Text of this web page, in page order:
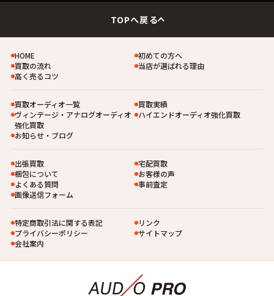
TOPへ戻る
HOME
初めての方へ
買取の流れ
当店が選ばれる理由
高く売るコツ
買取オーディオ一覧
買取実績
ヴィンテージ・アナログオーディオ
強化買取
ハイエンドオーディオ強化買取
お知らせ・ブログ
出張買取
宅配買取
梱包について
お客様の声
よくある質問
事前査定
画像送信フォーム
特定商取引法に関する表記
リンク
プライバシーポリシー
サイトマップ
会社案内